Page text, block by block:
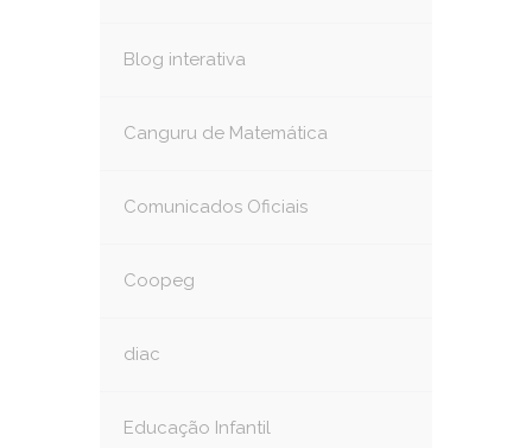
Blog interativa
Canguru de Matemática
Comunicados Oficiais
Coopeg
diac
Educação Infantil